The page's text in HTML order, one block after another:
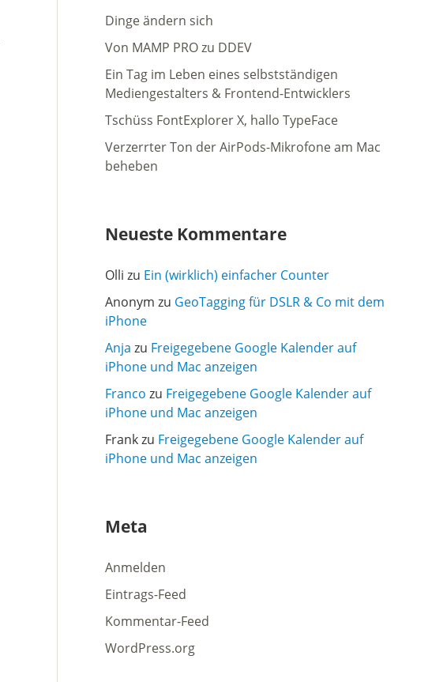
Dinge ändern sich
Von MAMP PRO zu DDEV
Ein Tag im Leben eines selbstständigen
Mediengestalters & Frontend-Entwicklers
Tschüss FontExplorer X, hallo TypeFace
Verzerrter Ton der AirPods-Mikrofone am Mac
beheben
Neueste Kommentare
Olli zu Ein (wirklich) einfacher Counter
Anonym zu GeoTagging für DSLR & Co mit dem
iPhone
Anja zu Freigegebene Google Kalender auf
iPhone und Mac anzeigen
Franco zu Freigegebene Google Kalender auf
iPhone und Mac anzeigen
Frankzu Freigegebene Google Kalender auf
iPhone und Mac anzeigen
Meta
Anmelden
Eintrags-Feed
Kommentar-Feed
WordPress.org